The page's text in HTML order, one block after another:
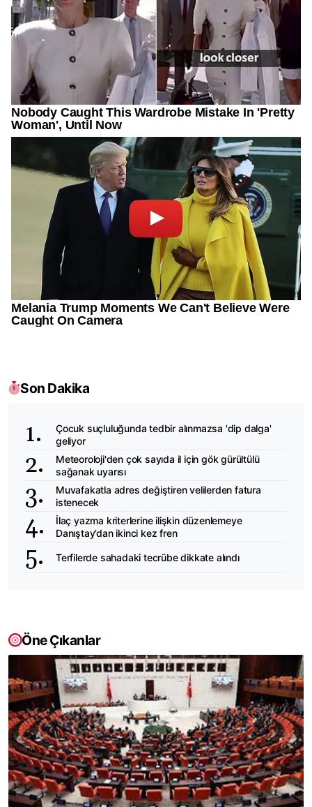
Son Dakika
Çocuk suçluluğunda tedbir alınmazsa 'dip dalga'
geliyor
Meteoroloji'den çok sayıda il için gök gürültülü
sağanak uyarısı
Muvafakatla adres değiştiren velilerden fatura
istenecek
İlaç yazma kriterlerine ilişkin düzenlemeye
Danıştay’dan ikinci kez fren
Terfilerde sahadaki tecrübe dikkate alındı
Öne Çıkanlar